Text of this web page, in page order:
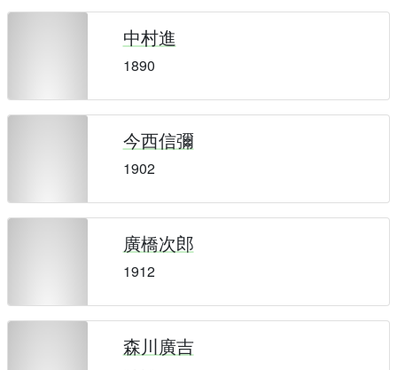
中村進
1890
今西信彌
1902
廣橋次郎
1912
森川廣吉